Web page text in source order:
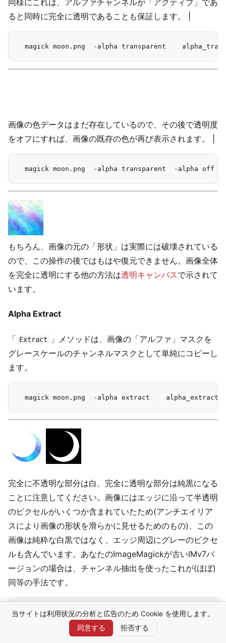
同様にこれは、アルファチャンネルが「アクティブ」であ
ると同時に完全に透明であることも保証します。 |
画像の色データはまだ存在しているので、その後で透明度
をオフにすれば、画像の既存の色が再び表示されます。 |
もちろん、画像の元の「形状」は実際には破壊されている
ので、この操作の後ではもはや復元できません。画像全体
を完全に透明にする他の方法は透明キャンバスで示されて
います。
Alpha Extract
「 Extract
」メソッドは、画像の「アルファ」マスクを
グレースケールのチャンネルマスクとして単純にコピーし
ます。
完全に不透明な部分は白、完全に透明な部分は純黒になる
ことに注意してください。画像にはエッジに沿って半透明
のピクセルがいくつか含まれていたため(アンチエイリア
スにより画像の形状を滑らかに見せるためのもの)、この
画像は純粋な白黒ではなく、エッジ周辺にグレーのピクセ
ルも含んでいます。あなたのImageMagickが古いIMv7バ
ージョンの場合は、チャンネル抽出を使ったこれが(ほぼ)
同等の手法です。
当サイトは利用状況の分析と広告のため Cookie を使用します。
同意する 拒否する